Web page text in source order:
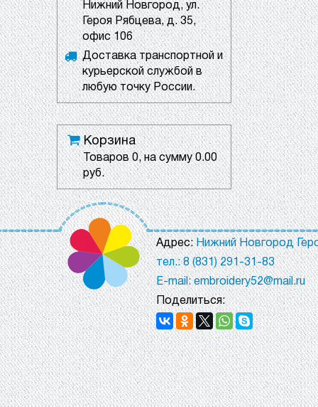
Нижний Новгород, ул.
Героя Рябцева, д. 35,
офис 106
Доставка транспортной и
курьерской службой в
любую точку России.
Корзина
Товаров0, на сумму0.00
руб.
Адрес:Нижний Новгород
тел.: 8 (831) 291-31-83
E-mail: embroidery52@mail.ru
Поделиться: